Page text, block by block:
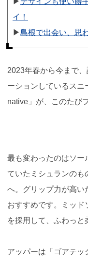
イ！
▶︎島根で出会い、思
2023年春から今まで
ーションしているスニ
native」が、このたび
最も変わったのはソー
ていたミシュランのも
へ。グリップ力が高い
おすすめです。ミッド
を採用して、ふわっと
アッパーは「ゴアテ